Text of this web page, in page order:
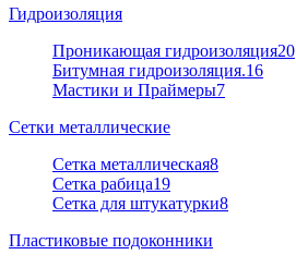
Гидроизоляция
Проникающая гидроизоляция20
Битумная гидроизоляция.16
Мастики и Праймеры7
Сетки металлические
Сетка металлическая8
Сетка рабица19
Сетка для штукатурки8
Пластиковые подоконники